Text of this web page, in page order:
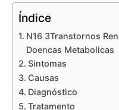
Índice
N16 3Transtornos
Doencas Metabolicas
Sintomas
Causas
Diagnóstico
Tratamento